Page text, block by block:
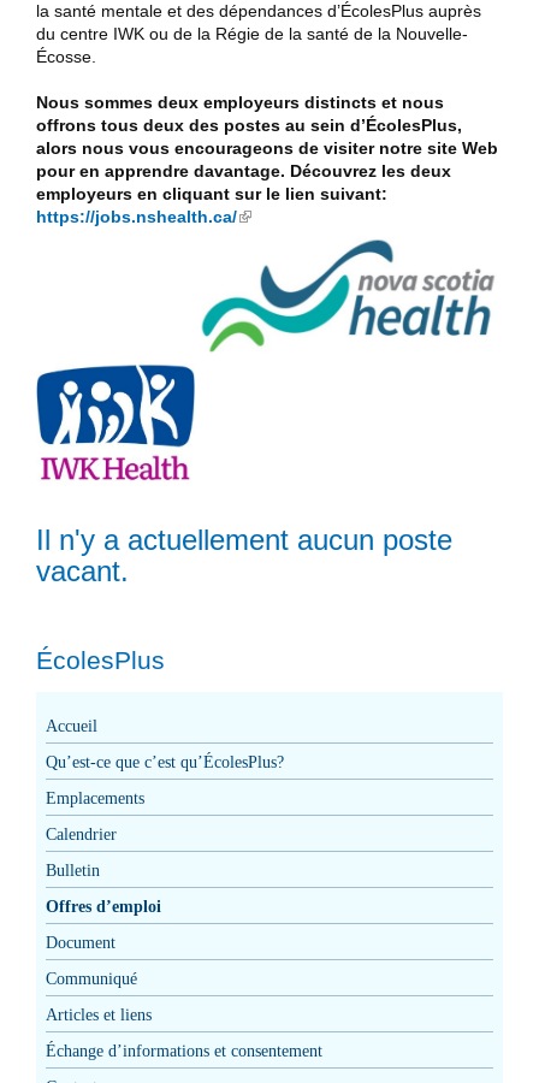
la santé mentale et des dépendances d’ÉcolesPlus auprès
du centre IWK ou de la Régie de la santé de la Nouvelle-
Écosse.
Nous sommes deux employeurs distincts et nous
offrons tous deux des postes au sein d’ÉcolesPlus,
alors nous vous encourageons de visiter notre site Web
pour en apprendre davantage. Découvrez les deux
employeurs en cliquant sur le lien suivant:
https://jobs.nshealth.ca/(link is external)
Il n'y a actuellement aucun poste
vacant.
ÉcolesPlus
Accueil
Qu’est-ce que c’est qu’ÉcolesPlus?
Emplacements
Calendrier
Bulletin
Offres d’emploi
Document
Communiqué
Articles et liens
Échange d’informations et consentement